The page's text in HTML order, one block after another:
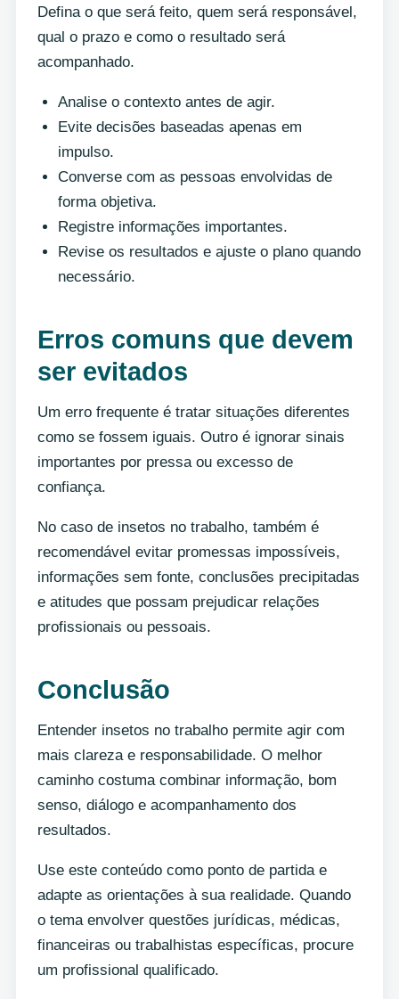
Defina o que será feito, quem será responsável,
qual o prazo e como o resultado será
acompanhado.
Analise o contexto antes de agir.
Evite decisões baseadas apenas em
impulso.
Converse com as pessoas envolvidas de
forma objetiva.
Registre informações importantes.
Revise os resultados e ajuste o plano quando
necessário.
Erros comuns que devem
ser evitados
Um erro frequente é tratar situações diferentes
como se fossem iguais. Outro é ignorar sinais
importantes por pressa ou excesso de
confiança.
No caso de insetos no trabalho, também é
recomendável evitar promessas impossíveis,
informações sem fonte, conclusões precipitadas
e atitudes que possam prejudicar relações
profissionais ou pessoais.
Conclusão
Entender insetos no trabalho permite agir com
mais clareza e responsabilidade. O melhor
caminho costuma combinar informação, bom
senso, diálogo e acompanhamento dos
resultados.
Use este conteúdo como ponto de partida e
adapte as orientações à sua realidade. Quando
o tema envolver questões jurídicas, médicas,
financeiras ou trabalhistas específicas, procure
um profissional qualificado.